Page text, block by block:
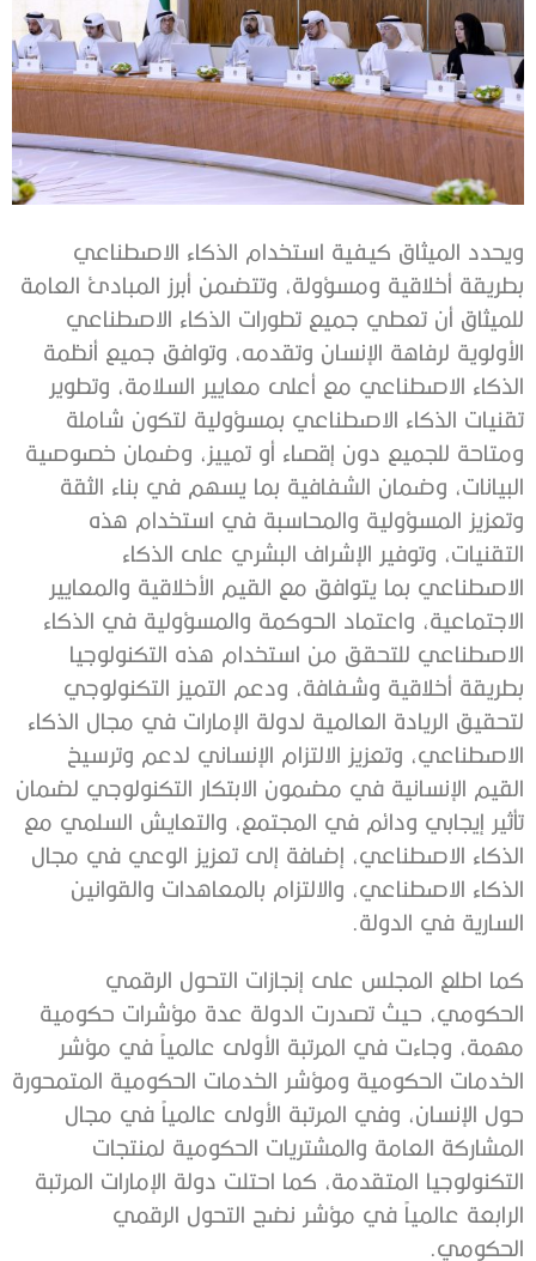
ويحدد الميثاق كيفية استخدام الذكاء الاصطناعي
بطريقة أخلاقية ومسؤولة، وتتضمن أبرز المبادئ العامة
للميثاق أن تعطي جميع تطورات الذكاء الاصطناعي
الأولوية لرفاهة الإنسان وتقدمه، وتوافق جميع أنظمة
الذكاء الاصطناعي مع أعلى معايير السلامة، وتطوير
تقنيات الذكاء الاصطناعي بمسؤولية لتكون شاملة
ومتاحة للجميع دون إقصاء أو تمييز، وضمان خصوصية
البيانات، وضمان الشفافية بما يسهم في بناء الثقة
وتعزيز المسؤولية والمحاسبة في استخدام هذه
التقنيات، وتوفير الإشراف البشري على الذكاء
الاصطناعي بما يتوافق مع القيم الأخلاقية والمعايير
الاجتماعية، واعتماد الحوكمة والمسؤولية في الذكاء
الاصطناعي للتحقق من استخدام هذه التكنولوجيا
بطريقة أخلاقية وشفافة، ودعم التميز التكنولوجي
لتحقيق الريادة العالمية لدولة الإمارات في مجال الذكاء
الاصطناعي، وتعزيز الالتزام الإنساني لدعم وترسيخ
القيم الإنسانية في مضمون الابتكار التكنولوجي لضمان
تأثير إيجابي ودائم في المجتمع، والتعايش السلمي مع
الذكاء الاصطناعي، إضافة إلى تعزيز الوعي في مجال
الذكاء الاصطناعي، والالتزام بالمعاهدات والقوانين
السارية في الدولة.
كما اطلع المجلس على إنجازات التحول الرقمي
الحكومي، حيث تصدرت الدولة عدة مؤشرات حكومية
مهمة، وجاءت في المرتبة الأولى عالمياً في مؤشر
الخدمات الحكومية ومؤشر الخدمات الحكومية المتمحورة
حول الإنسان، وفي المرتبة الأولى عالمياً في مجال
المشاركة العامة والمشتريات الحكومية لمنتجات
التكنولوجيا المتقدمة، كما احتلت دولة الإمارات المرتبة
الرابعة عالمياً في مؤشر نضج التحول الرقمي
الحكومي.